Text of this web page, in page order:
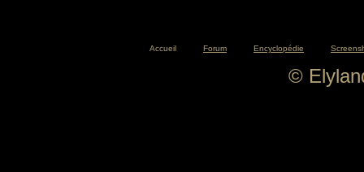
Accueil Forum Encyclopédie
©